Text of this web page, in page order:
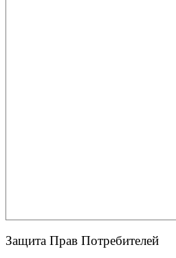
Защита Прав Потребителей